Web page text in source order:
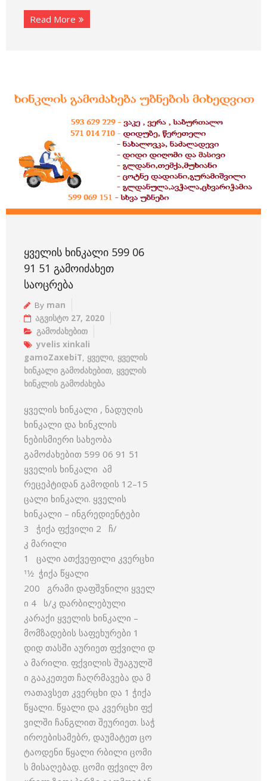
Read More
ᲧᲕᲔᲚᲘᲡ ᲮᲘᲜᲙᲐᲚᲘ 599 06
91 51 ᲒᲐᲛᲝᲘᲫᲐᲮᲔᲗ
ᲡᲐᲝᲪᲠᲔᲑᲐ
By man
აგვისტო 27, 2020
გამოძახებით
yvelis xinkali
gamoZaxebiT, ყველი, ყველის
ხინკალი გამოძახებით, ყველის
ხინკლის გამოძახება
ყველის ხინკალი , ნადუღის
ხინკალი და ხინკლის
ნებისმიერი სახეობა
გამოძახებით 599 06 91 51
ყველის ხინკალი ამ
რეცეპტიდან გამოდის 12–15
ცალი ხინკალი. ყველის
ხინკალი – ინგრედიენტები
3 ჭიქა ფქვილი 2 ჩ/
კ მარილი
1 ცალი ათქვეფილი კვერცხი
11⁄2 ჭიქა წყალი
200 გრამი დაფშვნილი ყველ
ი 4 ს/კ დარბილებული
კარაქი ყველის ხინკალი –
მომზადების საფეხურები 1
დიდ თასში აურიეთ ფქვილი დ
ა მარილი. ფქვილის შუაგულშ
ი გააკეთეთ ჩაღრმავება და მ
ოათავსეთ კვერცხი და 1 ჭიქა
წყალი. წყალი და კვერცხი ფქ
ვილში ჩანგლით შეურიეთ. საჭ
იროებისამებრ, დაუმატეთ ცო
ტაოდენი წყალი რბილი ცომი
ს მისაღებად. ცომი ფქვილ მო